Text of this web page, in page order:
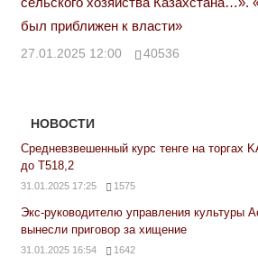
был приближен к власти»
27.01.2025 12:00 40536
НОВОСТИ
Средневзвешенный курс тенге на торгах
до Т518,2
31.01.2025 17:25 1575
Экс-руководителю управления культуры
вынесли приговор за хищение
31.01.2025 16:54 1642